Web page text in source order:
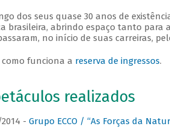
dos seus quase 30 anos de
brasileira, abrindo espaço tanto
no início de suas carreiras,
como funciona a reserva de ingressos.
realizados
- Grupo ECCO / “As Forças da